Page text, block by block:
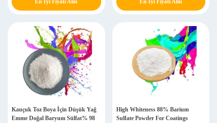
En İyi Fiyatı Alın En İyi Fiyatı Alın
Kauçuk Toz Boya İçin Düşük Yağ
Emme Doğal Baryum Sülfat% 98
High Whiteness 88% Barium
Sulfate Powder For Coatings